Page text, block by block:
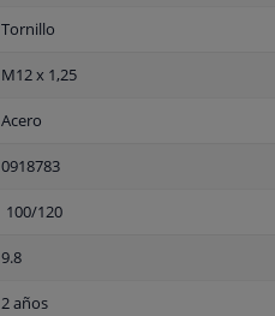
Tornillo
M12 x 1,25
Acero
0918783
100/120
9.8
2 años